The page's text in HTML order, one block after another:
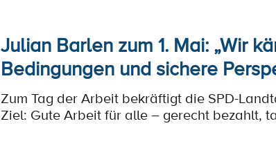
Julian Barlen zum 1. Mai: „Wir
Bedingungen und sichere
Zum Tag der Arbeit bekräftigt die SPD-
Ziel: Gute Arbeit für alle – gerecht bezahlt,